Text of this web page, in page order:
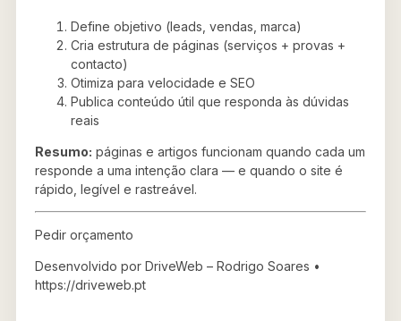
Define objetivo (leads, vendas, marca)
Cria estrutura de páginas (serviços + provas +
contacto)
Otimiza para velocidade e SEO
Publica conteúdo útil que responda às dúvidas
reais
Resumo: páginas e artigos funcionam quando cada um
responde a uma intenção clara — e quando o site é
rápido, legível e rastreável.
Pedir orçamento
Desenvolvido por DriveWeb – Rodrigo Soares •
https://driveweb.pt